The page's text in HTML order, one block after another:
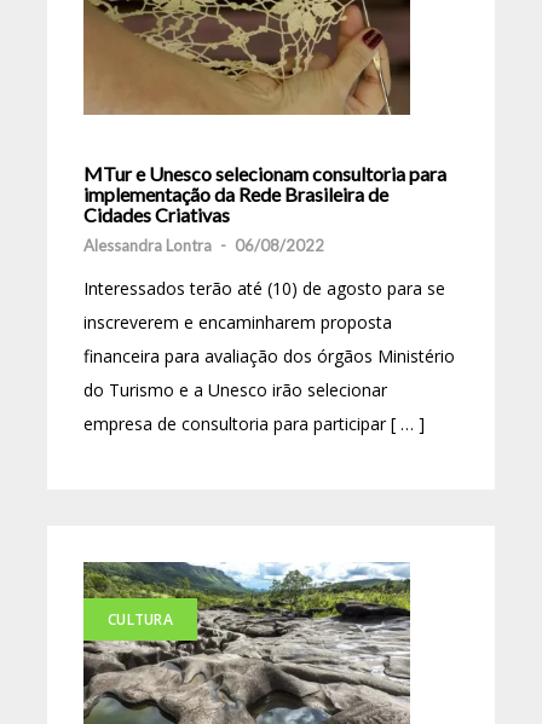
MTur e Unesco selecionam consultoria para
implementação da Rede Brasileira de
Cidades Criativas
Alessandra Lontra - 06/08/2022
Interessados terão até (10) de agosto para se
inscreverem e encaminharem proposta
financeira para avaliação dos órgãos Ministério
do Turismo e a Unesco irão selecionar
empresa de consultoria para participar [ … ]
CULTURA